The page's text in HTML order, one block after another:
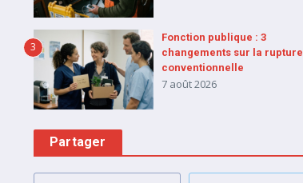
3
Fonction publique : 3
changements sur la rupture
conventionnelle
7 août 2026
Partager